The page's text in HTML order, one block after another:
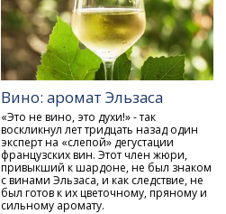
Вино: аромат Эльзаса
«Это не вино, это духи!» - так
воскликнул лет тридцать назад один
эксперт на «слепой» дегустации
французских вин. Этот член жюри,
привыкший к шардоне, не был знаком
с винами Эльзаса, и как следствие, не
был готов к их цветочному, пряному и
сильному аромату.